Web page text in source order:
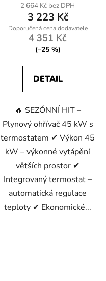
2 664 Kč bez DPH
3 223 Kč
4 351 Kč
(–25 %)
DETAIL
🔥 SEZÓNNÍ HIT –
Plynový ohřívač 45 kW s
termostatem ✔ Výkon 45
kW – výkonné vytápění
větších prostor ✔
Integrovaný termostat –
automatická regulace
teploty ✔ Ekonomické...